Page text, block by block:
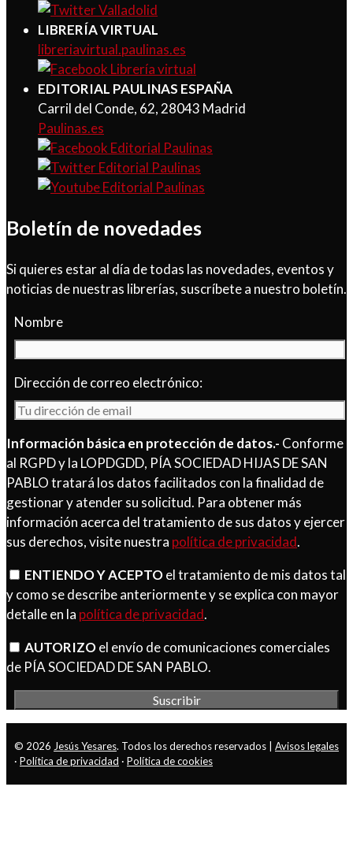
LIBRERÍA VIRTUAL
libreriavirtual.paulinas.es
EDITORIAL PAULINAS ESPAÑA
Carril del Conde, 62, 28043 Madrid
Paulinas.es
Boletín de novedades
Si quieres estar al día de todas las novedades, eventos y
noticias de nuestras librerías, suscríbete a nuestro boletín.
Nombre
Dirección de correo electrónico:
Información básica en protección de datos.- Conforme
al RGPD y la LOPDGDD, PÍA SOCIEDAD HIJAS DE SAN
PABLO tratará los datos facilitados con la finalidad de
gestionar y atender su solicitud. Para obtener más
información acerca del tratamiento de sus datos y ejercer
sus derechos, visite nuestra política de privacidad.
ENTIENDO Y ACEPTOel tratamiento de mis datos tal
y como se describe anteriormente y se explica con mayor
detalle en la política de privacidad.
AUTORIZOel envío de comunicaciones comerciales
de PÍA SOCIEDAD DE SAN PABLO.
© 2026 Jesús Yesares. Todos los derechos reservados | Avisos legales
· Política de privacidad · Política de cookies